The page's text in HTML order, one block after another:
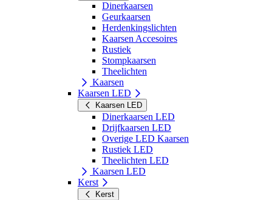
Dinerkaarsen
Geurkaarsen
Herdenkingslichten
Kaarsen Accesoires
Rustiek
Stompkaarsen
Theelichten
Kaarsen
Kaarsen LED
Kaarsen LED
Dinerkaarsen LED
Drijfkaarsen LED
Overige LED Kaarsen
Rustiek LED
Theelichten LED
Kaarsen LED
Kerst
Kerst